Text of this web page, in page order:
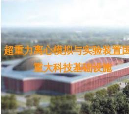
超重力离心模拟与实验装置
重大科技基础设施